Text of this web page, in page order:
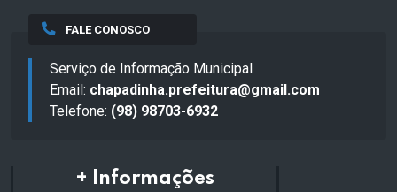
FALE CONOSCO
Serviço de Informação Municipal
Email: chapadinha.prefeitura@gmail.com
Telefone: (98) 98703-6932
+ Informações